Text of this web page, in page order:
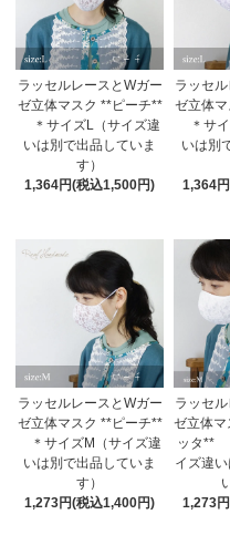
ラッセルレースとWガー
ゼ立体マスク **ピーチ**
＊サイズL（サイズ違
いは別で出品していま
す）
1,364円(税込1,500円)
ラッセ
ゼ立体
＊サイ
いは別
1,364
ラッセルレースとWガー
ゼ立体マスク **ピーチ**
＊サイズM（サイズ違
いは別で出品していま
す）
1,273円(税込1,400円)
ラッセ
ゼ立体マ
ッタ**
イズ違
1,273